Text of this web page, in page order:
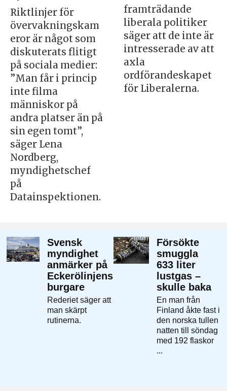
Riktlinjer för
övervakningskam
eror är något som
diskuterats flitigt
på sociala medier:
”Man får i princip
inte filma
människor på
andra platser än på
sin egen tomt”,
säger Lena
Nordberg,
myndighetschef
på
Datainspektionen.
framträdande
liberala politiker
säger att de inte är
intresserade av att
axla
ordförandeskapet
för Liberalerna.